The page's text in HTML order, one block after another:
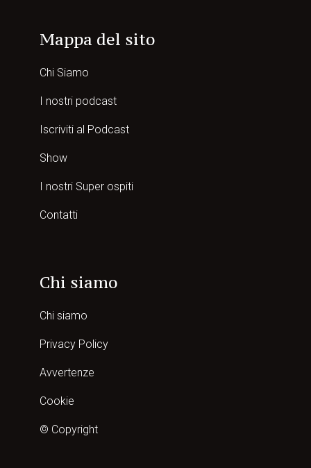
Mappa del sito
Chi Siamo
I nostri podcast
Iscriviti al Podcast
Show
I nostri Super ospiti
Contatti
Chi siamo
Chi siamo
Privacy Policy
Avvertenze
Cookie
© Copyright